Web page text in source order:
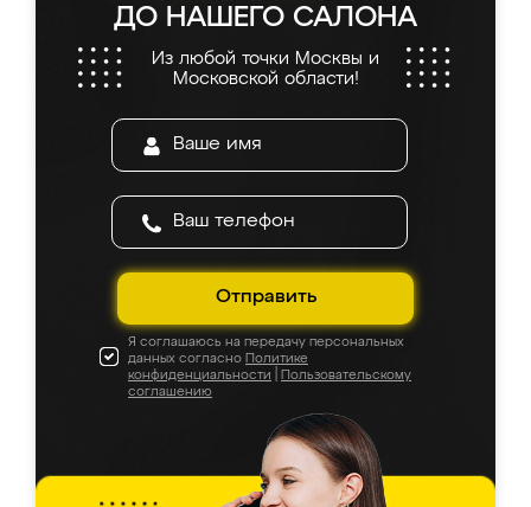
ДО НАШЕГО САЛОНА
Из любой точки Москвы и
Московской области!
Отправить
Я соглашаюсь на передачу персональных
данных согласно Политике
конфиденциальности
Пользовательскому
соглашению